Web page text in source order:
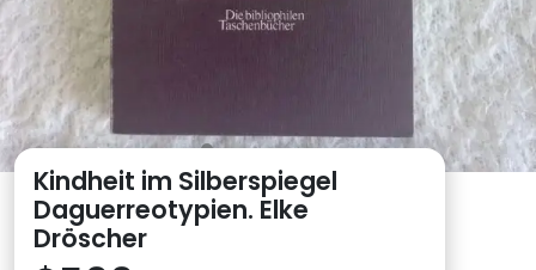
Kindheit im Silberspiegel
Daguerreotypien. Elke
Dröscher